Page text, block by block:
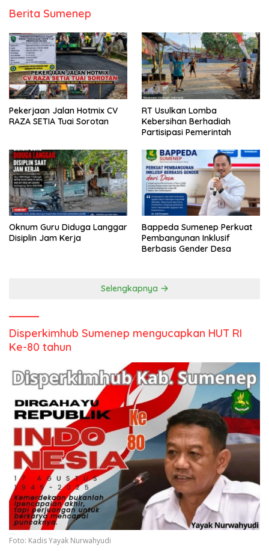
Berita Sumenep
Pekerjaan Jalan Hotmix CV
RAZA SETIA Tuai Sorotan
RT Usulkan Lomba
Kebersihan Berhadiah
Partisipasi Pemerintah
Oknum Guru Diduga Langgar
Disiplin Jam Kerja
Bappeda Sumenep Perkuat
Pembangunan Inklusif
Berbasis Gender Desa
Selengkapnya
Disperkimhub Sumenep mengucapkan HUT RI
Ke-80 tahun
Foto: Kadis Yayak Nurwahyudi